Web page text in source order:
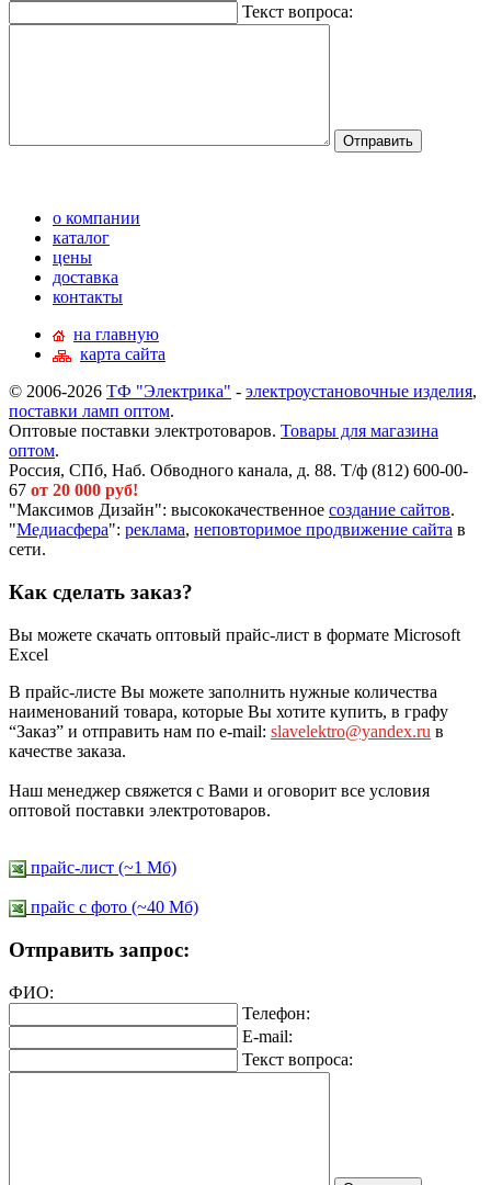
Текст вопроса:
о компании
каталог
цены
доставка
контакты
на главную
карта сайта
© 2006-2026 ТФ "Электрика" - электроустановочные изделия,
поставки ламп оптом.
Оптовые поставки электротоваров. Товары для магазина
оптом.
Россия, СПб, Наб. Обводного канала, д. 88. Т/ф (812) 600-00-
67 от 20 000 руб!
"Максимов Дизайн": высококачественное создание сайтов.
"Медиасфера": реклама, неповторимое продвижение сайта в
сети.
Как сделать заказ?
Вы можете скачать оптовый прайс-лист в формате Microsoft
Excel
В прайс-листе Вы можете заполнить нужные количества
наименований товара, которые Вы хотите купить, в графу
“Заказ” и отправить нам по e-mail: slavelektro@yandex.ru в
качестве заказа.
Наш менеджер свяжется с Вами и оговорит все условия
оптовой поставки электротоваров.
прайс-лист (~1 Мб)
прайс c фото (~40 Мб)
Отправить запрос:
ФИО:
Телефон:
E-mail:
Текст вопроса: